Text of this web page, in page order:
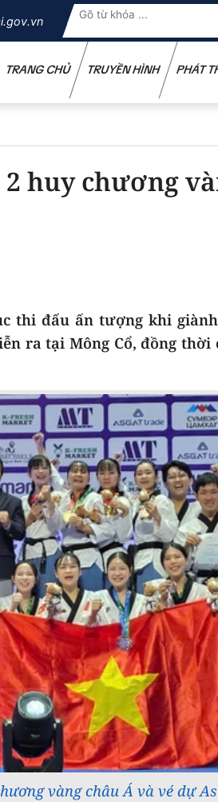
TRANG CHỦ TRUYỀN HÌNH PHÁT
huy chương
thi đấu ấn tượng khi
ra tại Mông Cổ, đồng
vàng châu Á và vé dự